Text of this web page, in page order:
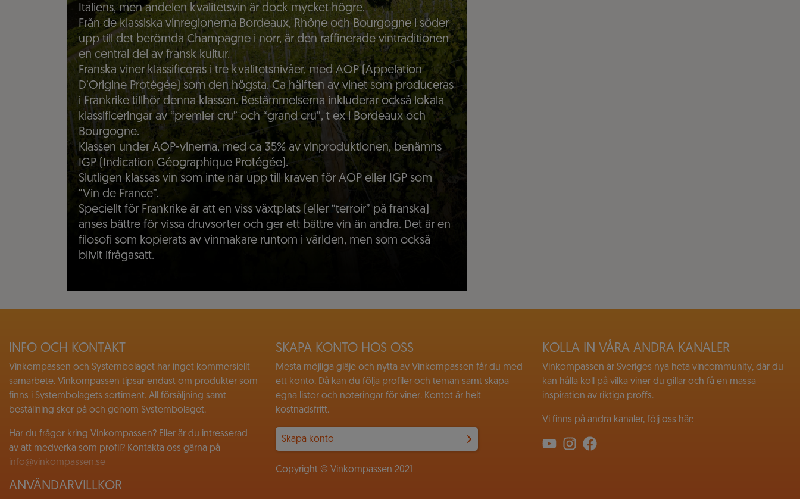
Italiens, men andelen kvalitetsvin är dock mycket högre.
Från de klassiska vinregionerna Bordeaux, Rhône och Bourgogne i söder
upp till det berömda Champagne i norr, är den raffinerade vintraditionen
en central del av fransk kultur.
Franska viner klassificeras i tre kvalitetsnivåer, med AOP (Appelation
D’Origine Protégée) som den högsta. Ca hälften av vinet som produceras
i Frankrike tillhör denna klassen. Bestämmelserna inkluderar också lokala
klassificeringar av “premier cru” och “grand cru”, t ex i Bordeaux och
Bourgogne.
Klassen under AOP-vinerna, med ca 35% av vinproduktionen, benämns
IGP (Indication Géographique Protégée).
Slutligen klassas vin som inte når upp till kraven för AOP eller IGP som
“Vin de France”.
Speciellt för Frankrike är att en viss växtplats (eller “terroir” på franska)
anses bättre för vissa druvsorter och ger ett bättre vin än andra. Det är en
filosofi som kopierats av vinmakare runtom i världen, men som också
blivit ifrågasatt.
INFO OCH KONTAKT
Vinkompassen och Systembolaget har inget kommersiellt
samarbete. Vinkompassen tipsar endast om produkter som
finns i Systembolagets sortiment. All försäljning samt
beställning sker på och genom Systembolaget.
Har du frågor kring Vinkompassen? Eller är du intresserad
av att medverka som profil? Kontakta oss gärna på
info@vinkompassen.se
ANVÄNDARVILLKOR
SKAPA KONTO HOS OSS
Mesta möjliga gläje och nytta av Vinkompassen får du med
ett konto. Då kan du följa profiler och teman samt skapa
egna listor och noteringar för viner. Kontot är helt
kostnadsfritt.
Skapa konto
Copyright © Vinkompassen 2021
KOLLA IN VÅRA ANDRA KANALER
Vinkompassen är Sveriges nya heta vincommunity, där du
kan hålla koll på vilka viner du gillar och få en massa
inspiration av riktiga proffs.
Vi finns på andra kanaler, följ oss här: